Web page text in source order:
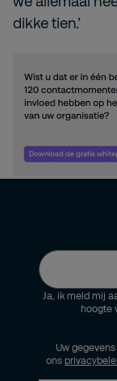
dikke tien.’
Ja, ik meld mij
hoogte
Uw
ons